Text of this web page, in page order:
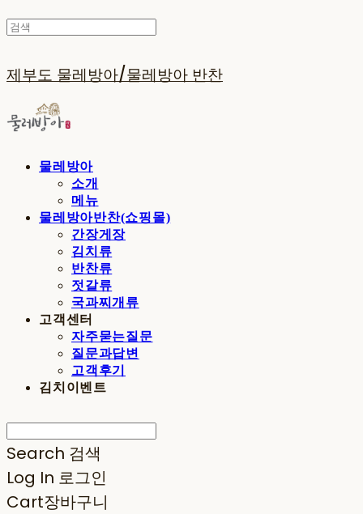
제부도 물레방아/물레방아 반찬
물레방아
소개
메뉴
물레방아반찬(쇼핑몰)
간장게장
김치류
반찬류
젓갈류
국과찌개류
고객센터
자주묻는질문
질문과답변
고객후기
김치이벤트
Search 검색
Log In 로그인
Cart장바구니